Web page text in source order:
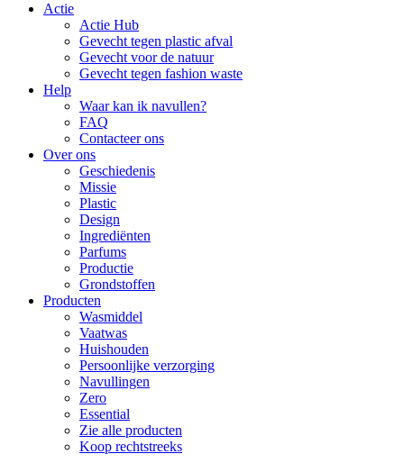
Actie
Actie Hub
Gevecht tegen plastic afval
Gevecht voor de natuur
Gevecht tegen fashion waste
Help
Waar kan ik navullen?
FAQ
Contacteer ons
Over ons
Geschiedenis
Missie
Plastic
Design
Ingrediënten
Parfums
Productie
Grondstoffen
Producten
Wasmiddel
Vaatwas
Huishouden
Persoonlijke verzorging
Navullingen
Zero
Essential
Zie alle producten
Koop rechtstreeks